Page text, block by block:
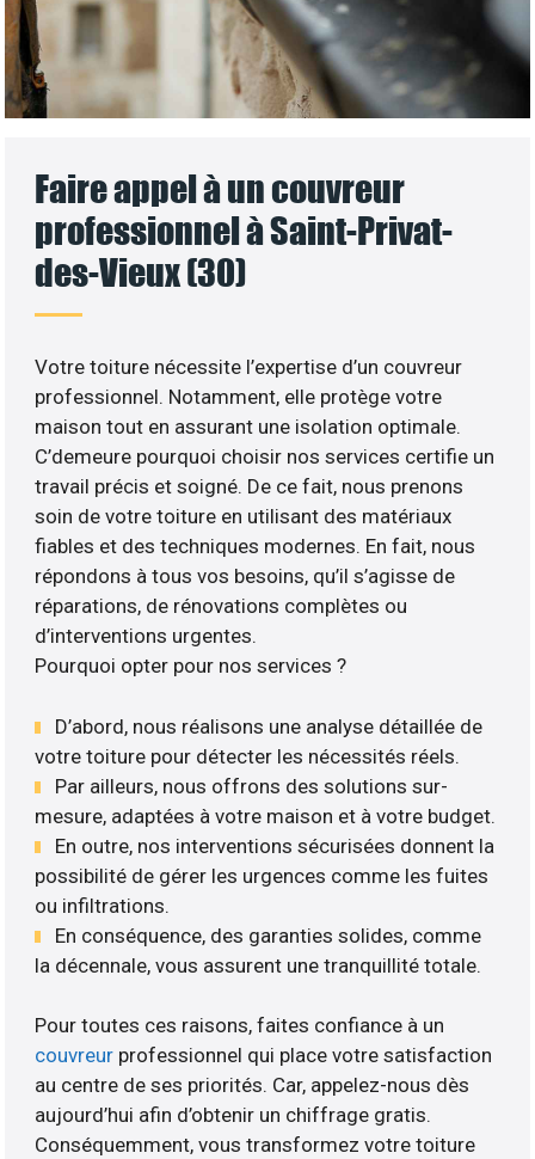
Faire appel à un couvreur
professionnel à Saint-Privat-
des-Vieux (30)
Votre toiture nécessite l’expertise d’un couvreur
professionnel. Notamment, elle protège votre
maison tout en assurant une isolation optimale.
C’demeure pourquoi choisir nos services certifie un
travail précis et soigné. De ce fait, nous prenons
soin de votre toiture en utilisant des matériaux
fiables et des techniques modernes. En fait, nous
répondons à tous vos besoins, qu’il s’agisse de
réparations, de rénovations complètes ou
d’interventions urgentes.
Pourquoi opter pour nos services ?
D’abord, nous réalisons une analyse détaillée de
votre toiture pour détecter les nécessités réels.
Par ailleurs, nous offrons des solutions sur-
mesure, adaptées à votre maison et à votre budget.
En outre, nos interventions sécurisées donnent la
possibilité de gérer les urgences comme les fuites
ou infiltrations.
En conséquence, des garanties solides, comme
la décennale, vous assurent une tranquillité totale.
Pour toutes ces raisons, faites confiance à un
couvreur professionnel qui place votre satisfaction
au centre de ses priorités. Car, appelez-nous dès
aujourd’hui afin d’obtenir un chiffrage gratis.
Conséquemment, vous transformez votre toiture